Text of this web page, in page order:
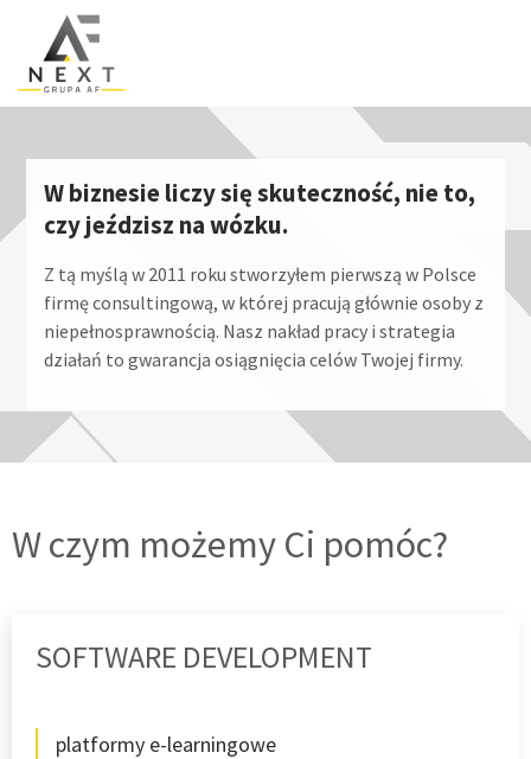
publikacje
o nas
kontakt
kariera
W biznesie liczy się skuteczność, nie to,
czy jeździsz na wózku.
Z tą myślą w 2011 roku stworzyłem pierwszą w Polsce
firmę consultingową, w której pracują głównie osoby z
niepełnosprawnością. Nasz nakład pracy i strategia
działań to gwarancja osiągnięcia celów Twojej firmy.
W czym możemy Ci pomóc?
SOFTWARE DEVELOPMENT
platformy e-learningowe